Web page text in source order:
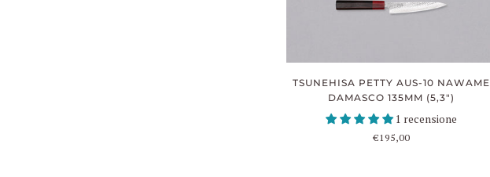
TSUNEHISA PETTY AUS-10 NAWAME
DAMASCO 135MM (5,3")
1 recensione
€195,00